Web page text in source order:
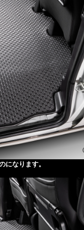
になります。